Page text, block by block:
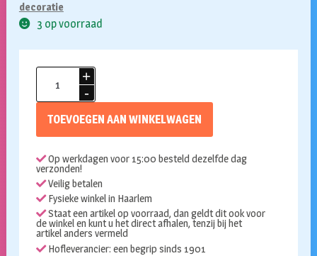
decoratie
3 op voorraad
mini
met
rood
aantal
TOEVOEGEN AAN WINKELWAGEN
Op werkdagen voor 15:00 besteld dezelfde dag
verzonden!
Veilig betalen
Fysieke winkel in Haarlem
Staat een artikel op voorraad, dan geldt dit ook voor
de winkel en kunt u het direct afhalen, tenzij bij het
artikel anders vermeld
Hofleverancier: een begrip sinds 1901